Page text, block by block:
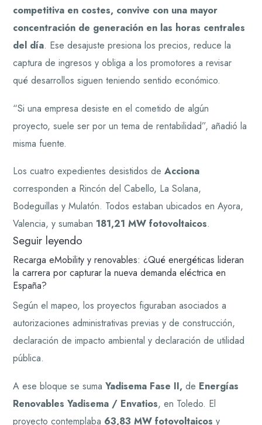
competitiva en costes, convive con una mayor
concentración de generación en las horas centrales
del día. Ese desajuste presiona los precios, reduce la
captura de ingresos y obliga a los promotores a revisar
qué desarrollos siguen teniendo sentido económico.
“Si una empresa desiste en el cometido de algún
proyecto, suele ser por un tema de rentabilidad”, añadió la
misma fuente.
Los cuatro expedientes desistidos deAcciona
corresponden a Rincón del Cabello, La Solana,
Bodeguillas y Mulatón. Todos estaban ubicados en Ayora,
Valencia, y sumaban 181,21 MW fotovoltaicos.
Seguir leyendo
Recarga eMobility y renovables: ¿Qué energéticas lideran
la carrera por capturar la nueva demanda eléctrica en
España?
Según el mapeo, los proyectos figuraban asociados a
autorizaciones administrativas previas y de construcción,
declaración de impacto ambiental y declaración de utilidad
pública.
A ese bloque se sumaYadisema Fase II, de Energías
Renovables Yadisema / Envatios, en Toledo. El
proyecto contemplaba 63,83 MW fotovoltaicos y